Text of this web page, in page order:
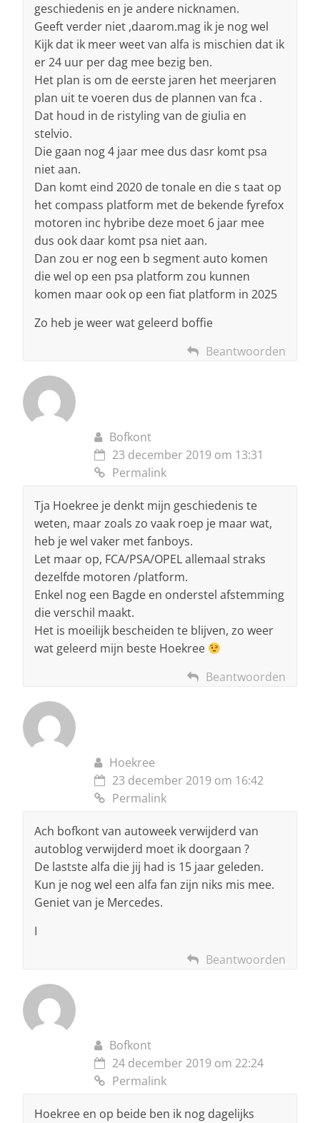
geschiedenis en je andere nicknamen.
Geeft verder niet ,daarom.mag ik je nog wel
Kijk dat ik meer weet van alfa is mischien dat ik
er 24 uur per dag mee bezig ben.
Het plan is om de eerste jaren het meerjaren
plan uit te voeren dus de plannen van fca .
Dat houd in de ristyling van de giulia en
stelvio.
Die gaan nog 4 jaar mee dus dasr komt psa
niet aan.
Dan komt eind 2020 de tonale en die s taat op
het compass platform met de bekende fyrefox
motoren inc hybribe deze moet 6 jaar mee
dus ook daar komt psa niet aan.
Dan zou er nog een b segment auto komen
die wel op een psa platform zou kunnen
komen maar ook op een fiat platform in 2025
Zo heb je weer wat geleerd boffie
Beantwoorden
Bofkont
23 december 2019 om 13:31
Permalink
Tja Hoekree je denkt mijn geschiedenis te
weten, maar zoals zo vaak roep je maar wat,
heb je wel vaker met fanboys.
Let maar op, FCA/PSA/OPEL allemaal straks
dezelfde motoren /platform.
Enkel nog een Bagde en onderstel afstemming
die verschil maakt.
Het is moeilijk bescheiden te blijven, zo weer
wat geleerd mijn beste Hoekree
Beantwoorden
Hoekree
23 december 2019 om 16:42
Permalink
Ach bofkont van autoweek verwijderd van
autoblog verwijderd moet ik doorgaan ?
De lastste alfa die jij had is 15 jaar geleden.
Kun je nog wel een alfa fan zijn niks mis mee.
Geniet van je Mercedes.
I
Beantwoorden
Bofkont
24 december 2019 om 22:24
Permalink
Hoekree en op beide ben ik nog dagelijks